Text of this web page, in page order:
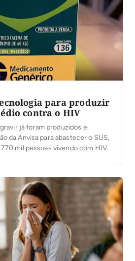
para produzir
contra o HIV
já foram produzidos e
da Anvisa para abastecer o SUS,
mil pessoas vivendo com HIV.